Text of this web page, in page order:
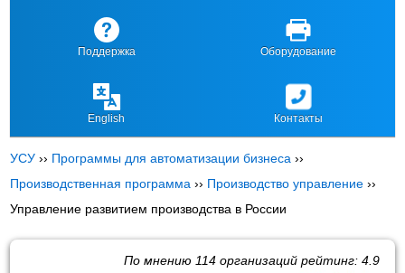
Поддержка Оборудование
English Контакты
УСУ ›› Программы для автоматизации бизнеса ››
Производственная программа ›› Производство управление ››
Управление развитием производства в России
По мнению 114организаций рейтинг: 4.9